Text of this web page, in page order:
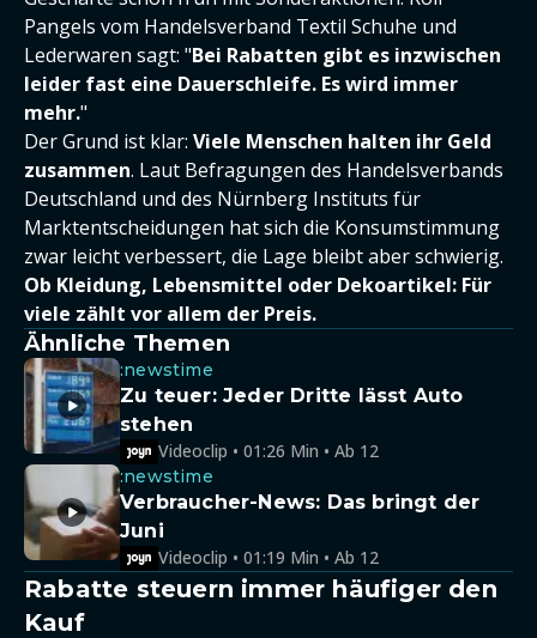
Pangels vom Handelsverband Textil Schuhe und
Lederwaren sagt: "Bei Rabatten gibt es inzwischen
leider fast eine Dauerschleife. Es wird immer
mehr."
Der Grund ist klar: Viele Menschen halten ihr Geld
zusammen. Laut Befragungen des Handelsverbands
Deutschland und des Nürnberg Instituts für
Marktentscheidungen hat sich die Konsumstimmung
zwar leicht verbessert, die Lage bleibt aber schwierig.
Ob Kleidung, Lebensmittel oder Dekoartikel: Für
viele zählt vor allem der Preis.
Ähnliche Themen
:newstime
Zu teuer: Jeder Dritte lässt Auto
stehen
Videoclip • 01:26 Min • Ab 12
:newstime
Verbraucher-News: Das bringt der
Juni
Videoclip • 01:19 Min • Ab 12
Rabatte steuern immer häufiger den
Kauf